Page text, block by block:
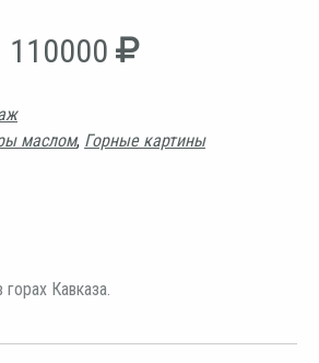
110000
маслом, Горные картины
Кавказа.